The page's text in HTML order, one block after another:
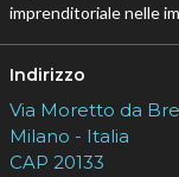
imprenditoriale nelle
Indirizzo
Via Moretto da
Milano - Italia
CAP 20133